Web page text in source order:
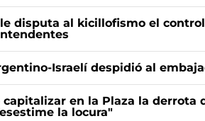
disputa al kicillofismo el
Israelí despidió al
en la Plaza la derrota
la locura"